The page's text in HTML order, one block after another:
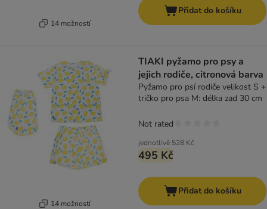
14 možností
Přidat do košíku
14 možností
TIAKI pyžamo pro psy a
jejich rodiče, citronová barva
Pyžamo pro psí rodiče velikost S +
tričko pro psa M: délka zad 30 cm
jednotlivě 528 Kč
495 Kč
Not rated
Přidat do košíku